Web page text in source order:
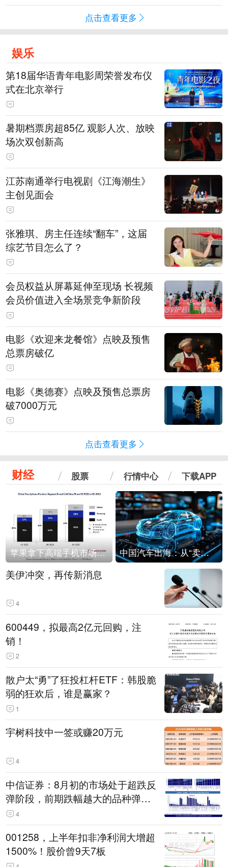
点击查看更多
娱乐
第18届华语青年电影周荣誉发布仪
式在北京举行
暑期档票房超85亿 观影人次、放映
场次双创新高
江苏南通举行电视剧《江海潮生》
主创见面会
张雅琪、房主任连续“翻车”，这届
综艺节目怎么了？
会员权益从屏幕延伸至现场 长视频
会员价值进入全场景竞争新阶段
电影《欢迎来龙餐馆》点映及预售
总票房破亿
电影《奥德赛》点映及预售总票房
破7000万元
点击查看更多
财经 股票 行情中心 下载APP
苹果拿下高端手机市场65%的份额：iPhone 17系列功不可没 中国汽车出海：从“卖出去”到“走进去”
美伊冲突，再传新消息
4
600449，拟最高2亿元回购，注
销！
2
散户太“勇”了狂投杠杆ETF：韩股脆
弱的狂欢后，谁是赢家？
1
宇树科技中一签或赚20万元
4
中信证券：8月初的市场处于超跌反
弹阶段，前期跌幅越大的品种弹性
越大
4
001258，上半年扣非净利润大增超
1500%！股价曾9天7板